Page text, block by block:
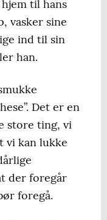
til hans
vasker sine
ind til sin
han.
Det er en
store ting, vi
vi kan lukke
der foregår
foregå.